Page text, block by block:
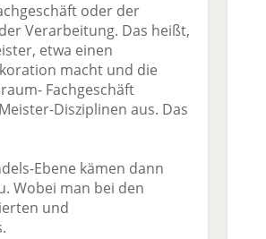
oder der
Verarbeitung. Das heißt,
etwa einen
macht und die
Fachgeschäft
Disziplinen aus. Das
Ebene kämen dann
Wobei man bei den
und